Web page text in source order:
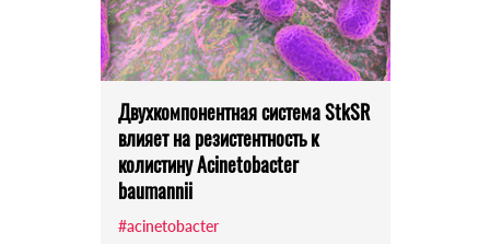
Двухкомпонентная система StkSR
влияет на резистентность к
колистину Acinetobacter
baumannii
#acinetobacter